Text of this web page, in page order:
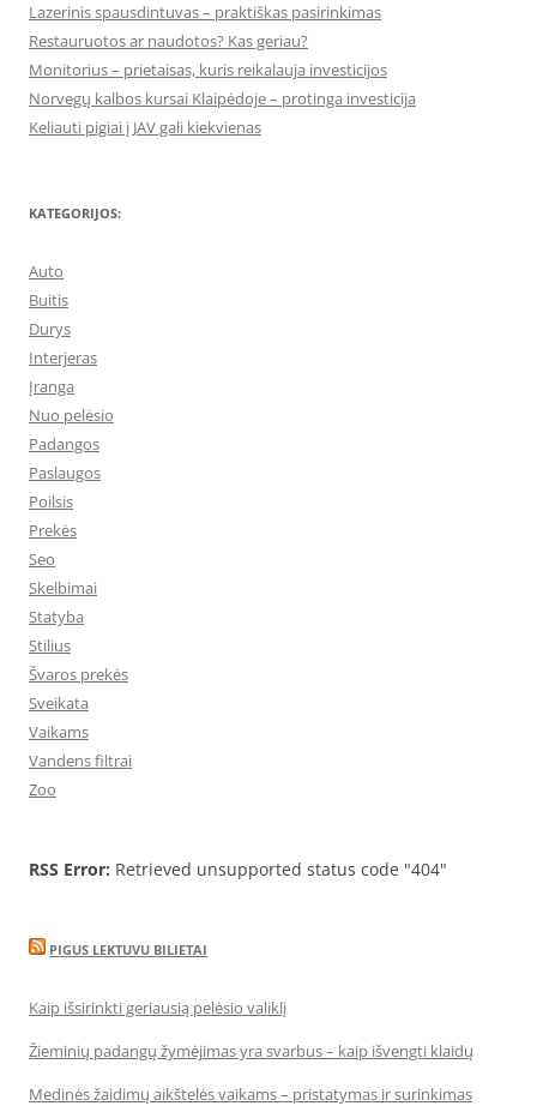
Lazerinis spausdintuvas – praktiškas pasirinkimas
Restauruotos ar naudotos? Kas geriau?
Monitorius – prietaisas, kuris reikalauja investicijos
Norvegų kalbos kursai Klaipėdoje – protinga investicija
Keliauti pigiai į JAV gali kiekvienas
KATEGORIJOS:
Auto
Buitis
Durys
Interjeras
Įranga
Nuo pelėsio
Padangos
Paslaugos
Poilsis
Prekės
Seo
Skelbimai
Statyba
Stilius
Švaros prekės
Sveikata
Vaikams
Vandens filtrai
Zoo
RSS Error: Retrieved unsupported status code "404"
PIGUS LEKTUVU BILIETAI
Kaip išsirinkti geriausią pelėsio valiklį
Žieminių padangų žymėjimas yra svarbus – kaip išvengti klaidų
Medinės žaidimų aikštelės vaikams – pristatymas ir surinkimas